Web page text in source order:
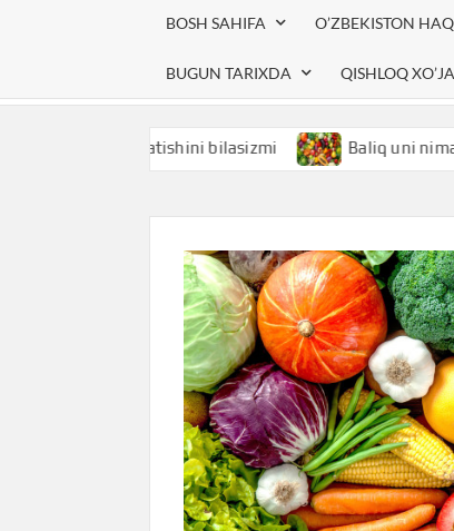
BOSH SAHIFA O’ZBEKISTON
BUGUN TARIXDA QISHLOQ
anglatishini bilasizmi Baliq uni nimani